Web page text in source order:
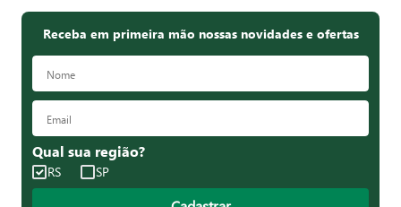
Receba em primeira mão nossas novidades e ofertas
Qual sua região?
RS SP